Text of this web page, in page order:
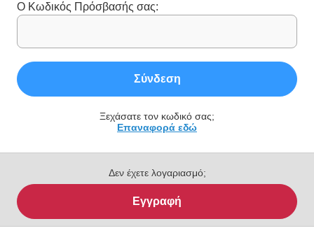
Ο Κωδικός Πρόσβασής σας:
Σύνδεση
Ξεχάσατε τον κωδικό σας;
Επαναφορά εδώ
Δεν έχετε λογαριασμό;
Εγγραφή